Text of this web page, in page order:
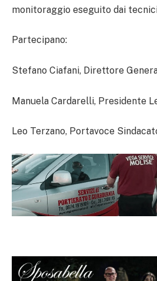
monitoraggio eseguito dai
Partecipano:
Stefano Ciafani, Direttore
Manuela Cardarelli, Presidente
Leo Terzano, Portavoce